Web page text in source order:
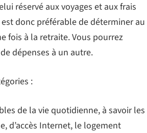
réservé aux voyages et aux frais
donc préférable de déterminer au
fois à la retraite. Vous pourrez
dépenses à un autre.
:
de la vie quotidienne, à savoir les
d’accès Internet, le logement